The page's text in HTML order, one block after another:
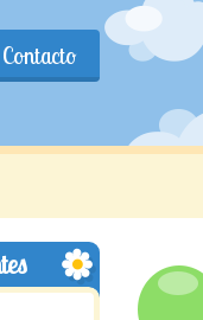
Contacto